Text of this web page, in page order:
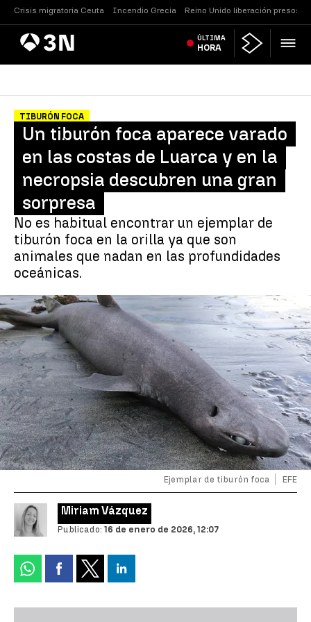
Crisis migratoria Ceuta Incendio Grecia Reino Unido liberación presos
AntenaNoticias ÚLTIMA
HORA
TIBURÓN FOCA
Un tiburón foca aparece varado
en las costas de Luarca y en la
necropsia descubren una gran
sorpresa
No es habitual encontrar un ejemplar de
tiburón foca en la orilla ya que son
animales que nadan en las profundidades
oceánicas.
Ejemplar de tiburón foca EFE
Miriam Vázquez
Publicado:16 de enero de 2026, 12:07